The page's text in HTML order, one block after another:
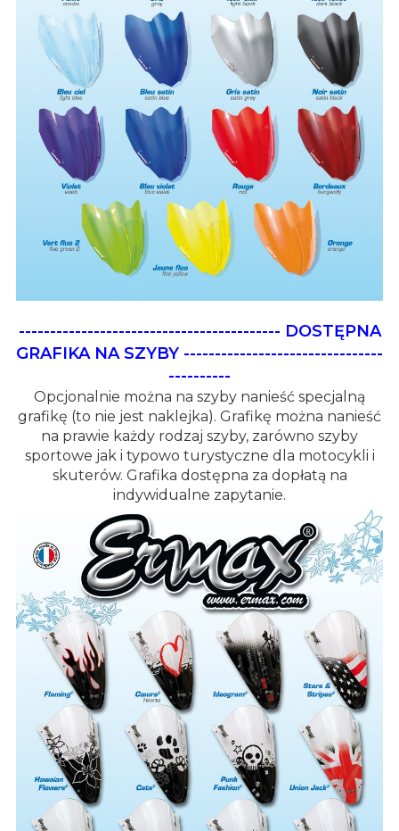
------------------------------------------ DOSTĘPNA
GRAFIKA NA SZYBY --------------------------------
----------
Opcjonalnie można na szyby nanieść specjalną
grafikę (to nie jest naklejka). Grafikę można nanieść
na prawie każdy rodzaj szyby, zarówno szyby
sportowe jak i typowo turystyczne dla motocykli i
skuterów. Grafika dostępna za dopłatą na
indywidualne zapytanie.